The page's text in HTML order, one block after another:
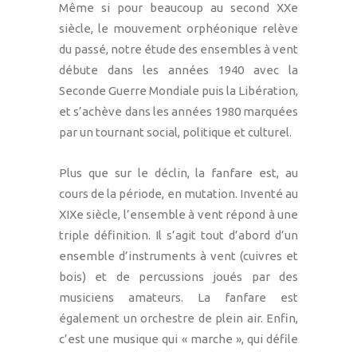
Même si pour beaucoup au second XXe
siècle, le mouvement orphéonique relève
du passé, notre étude des ensembles à vent
débute dans les années 1940 avec la
Seconde Guerre Mondiale puis la Libération,
et s’achève dans les années 1980 marquées
par un tournant social, politique et culturel.
Plus que sur le déclin, la fanfare est, au
cours de la période, en mutation. Inventé au
XIXe siècle, l’ensemble à vent répond à une
triple définition. Il s’agit tout d’abord d’un
ensemble d’instruments à vent (cuivres et
bois) et de percussions joués par des
musiciens amateurs. La fanfare est
également un orchestre de plein air. Enfin,
c’est une musique qui « marche », qui défile